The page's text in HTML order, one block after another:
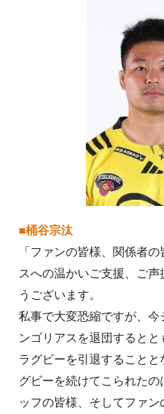
■桶谷宗汰
「ファンの皆様、関係者
スへの温かいご支援、ご
うございます。
私事で大変恐縮ですが、
ンゴリアスを退団すると
ラグビーを引退すること
グビーを続けてこられた
ッフの皆様、そしてファ